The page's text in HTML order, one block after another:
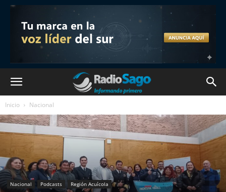
Inicio Nacional
Nacional Podcasts Región Acuícola